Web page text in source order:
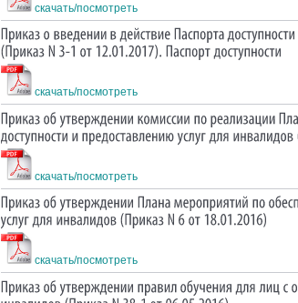
скачать/посмотреть
скачать/посмотреть
скачать/посмотреть
скачать/посмотреть